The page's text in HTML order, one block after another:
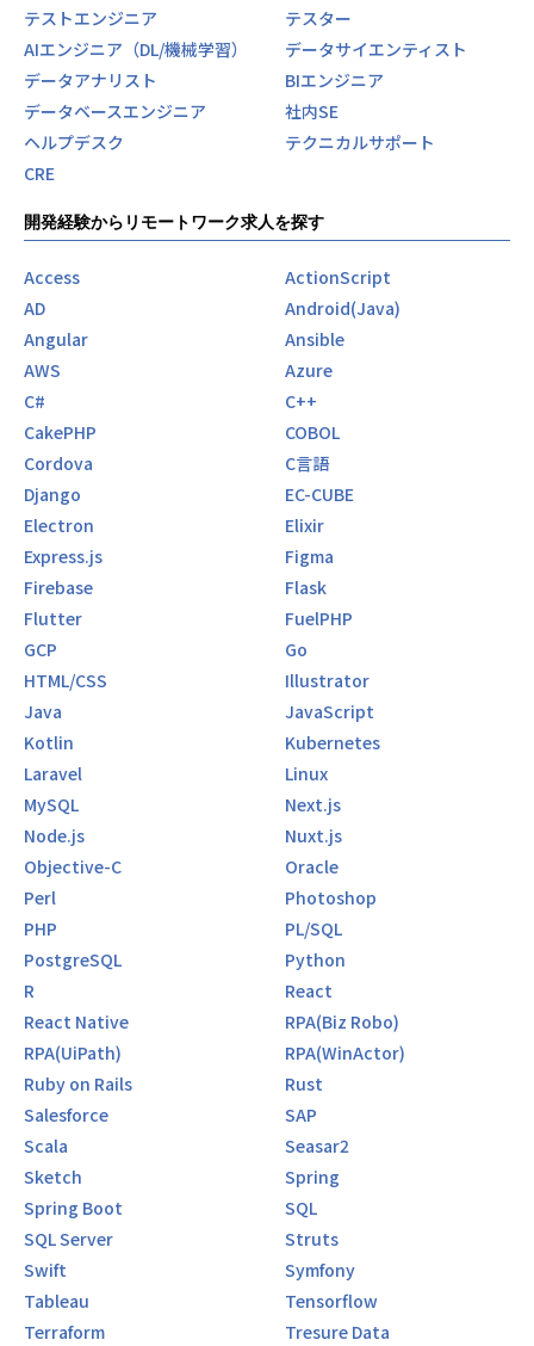
テストエンジニア
テスター
AIエンジニア（DL/機械学習）
データサイエンティスト
データアナリスト
BIエンジニア
データベースエンジニア
社内SE
ヘルプデスク
テクニカルサポート
CRE
開発経験からリモートワーク求人を探す
Access
ActionScript
AD
Android(Java)
Angular
Ansible
AWS
Azure
C#
C++
CakePHP
COBOL
Cordova
C言語
Django
EC-CUBE
Electron
Elixir
Express.js
Figma
Firebase
Flask
Flutter
FuelPHP
GCP
Go
HTML/CSS
Illustrator
Java
JavaScript
Kotlin
Kubernetes
Laravel
Linux
MySQL
Next.js
Node.js
Nuxt.js
Objective-C
Oracle
Perl
Photoshop
PHP
PL/SQL
PostgreSQL
Python
R
React
React Native
RPA(Biz Robo)
RPA(UiPath)
RPA(WinActor)
Ruby on Rails
Rust
Salesforce
SAP
Scala
Seasar2
Sketch
Spring
Spring Boot
SQL
SQL Server
Struts
Swift
Symfony
Tableau
Tensorflow
Terraform
Tresure Data